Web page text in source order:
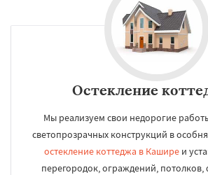
Остекление
Мы реализуем свои недорогие
светопрозрачных конструкций в
остекление коттеджа в Каширеи
перегородок, ограждений,